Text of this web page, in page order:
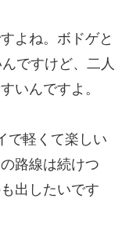
よね。ボドゲと
ですけど、二人
いんですよ。
軽くて楽しい
路線は続けつ
出したいです